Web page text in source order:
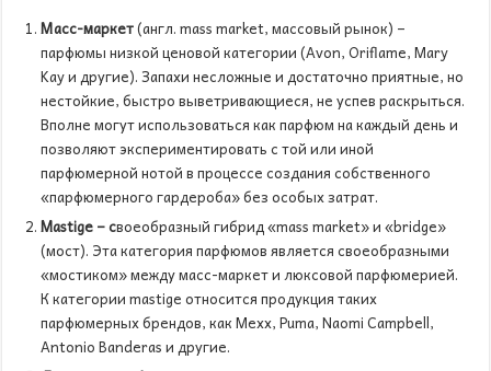
Масс-маркет(англ. mass market, массовый рынок) –
парфюмы низкой ценовой категории (Avon, Oriflame, Mary
Kay и другие). Запахи несложные и достаточно приятные, но
нестойкие, быстро выветривающиеся, не успев раскрыться.
Вполне могут использоваться как парфюм на каждый день и
позволяют экспериментировать с той или иной
парфюмерной нотой в процессе создания собственного
«парфюмерного гардероба» без особых затрат.
Mastige– своеобразный гибрид «mass market» и «bridge»
(мост). Эта категория парфюмов является своеобразными
«мостиком» между масс-маркет и люксовой парфюмерией.
К категории mastige относится продукция таких
парфюмерных брендов, как Mexx, Puma, Naomi Campbell,
Antonio Banderas и другие.